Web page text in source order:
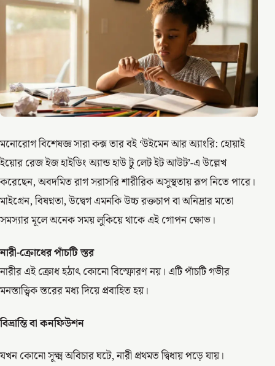
মনোরোগ বিশেষজ্ঞ সারা কক্স তার বই ‘উইমেন আর অ্যাংরি: হোয়াই
ইয়োর রেজ ইজ হাইডিং অ্যান্ড হাউ টু লেট ইট আউট’-এ উল্লেখ
করেছেন, অবদমিত রাগ সরাসরি শারীরিক অসুস্থতায় রূপ নিতে পারে।
মাইগ্রেন, বিষণ্নতা, উদ্বেগ এমনকি উচ্চ রক্তচাপ বা অনিদ্রার মতো
সমস্যার মূলে অনেক সময় লুকিয়ে থাকে এই গোপন ক্ষোভ।
নারী-ক্রোধের পাঁচটি স্তর
নারীর এই ক্রোধ হঠাৎ কোনো বিস্ফোরণ নয়। এটি পাঁচটি গভীর
মনস্তাত্ত্বিক স্তরের মধ্য দিয়ে প্রবাহিত হয়।
বিভ্রান্তি বা কনফিউশন
যখন কোনো সূক্ষ্ম অবিচার ঘটে, নারী প্রথমত দ্বিধায় পড়ে যায়।